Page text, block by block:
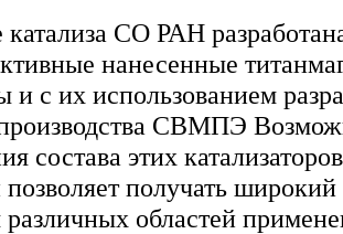
СО РАН
нанесенные
и с их использованием
СВМПЭ
состава этих
получать
областей